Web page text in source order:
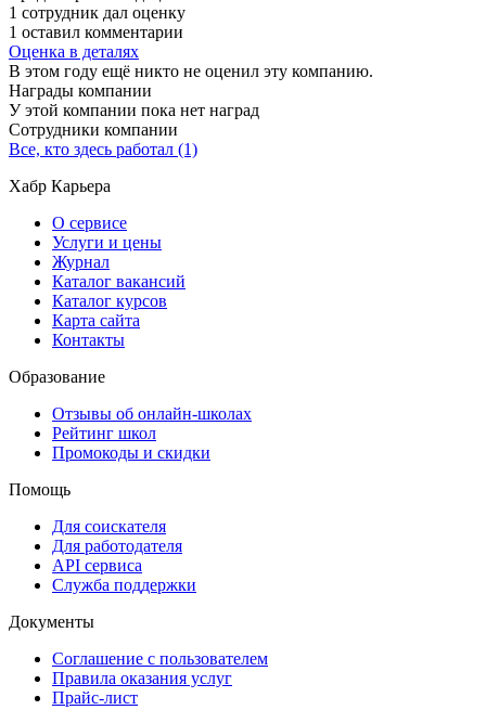
1 сотрудник дал оценку
1 оставил комментарии
Оценка в деталях
В этом году ещё никто не оценил эту компанию.
Награды компании
У этой компании пока нет наград
Сотрудники компании
Все, кто здесь работал (1)
Хабр Карьера
О сервисе
Услуги и цены
Журнал
Каталог вакансий
Каталог курсов
Карта сайта
Контакты
Образование
Отзывы об онлайн-школах
Рейтинг школ
Промокоды и скидки
Помощь
Для соискателя
Для работодателя
API сервиса
Служба поддержки
Документы
Соглашение с пользователем
Правила оказания услуг
Прайс-лист